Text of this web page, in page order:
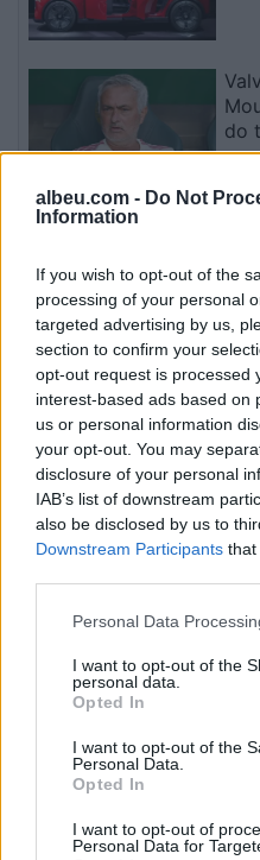
albeu.com - Do Not
Information
If you wish to opt-out of the
processing of your personal
targeted advertising by us,
section to confirm your
opt-out request is processed
interest-based ads based on
us or personal information
your opt-out. You may
disclosure of your personal
IAB’s list of downstream
also be disclosed by us to
Downstream Participants that
Personal Data
I want to opt-out of the
personal data.
Opted In
I want to opt-out of the
Personal Data.
Opted In
I want to opt-out of
Personal Data for
do
Esim for Global
Esim for USA|Esim for